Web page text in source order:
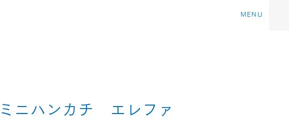
MENU
ミニハンカチ エレファ